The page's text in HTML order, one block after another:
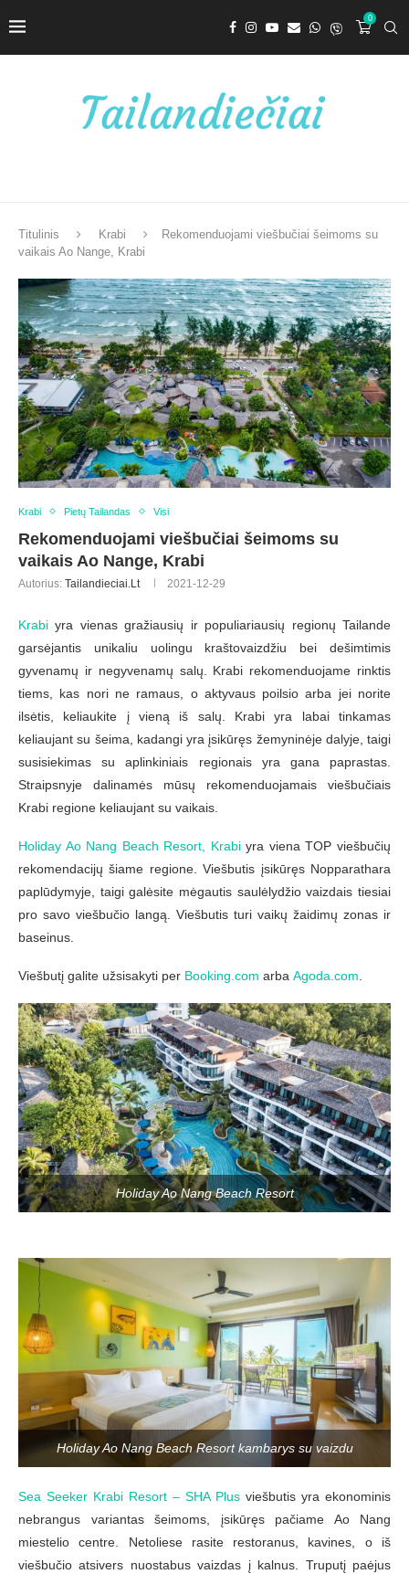
0
Titulinis Krabi
Rekomenduojami viešbučiai šeimoms su
vaikais Ao Nange, Krabi
Krabi Pietų Tailandas Visi
Rekomenduojami viešbučiai šeimoms su
vaikais Ao Nange, Krabi
Autorius: Tailandieciai.lt 2021-12-29
Krabi yra vienas gražiausių ir populiariausių regionų Tailande
garsėjantis unikaliu uolingu kraštovaizdžiu bei dešimtimis
gyvenamų ir negyvenamų salų. Krabi rekomenduojame rinktis
tiems, kas nori ne ramaus, o aktyvaus poilsio arba jei norite
ilsėtis, keliaukite į vieną iš salų. Krabi yra labai tinkamas
keliaujant su šeima, kadangi yra įsikūręs žemyninėje dalyje, taigi
susisiekimas su aplinkiniais regionais yra gana paprastas.
Straipsnyje dalinamės mūsų rekomenduojamais viešbučiais
Krabi regione keliaujant su vaikais.
Holiday Ao Nang Beach Resort, Krabiyra viena TOP viešbučių
rekomendacijų šiame regione. Viešbutis įsikūręs Nopparathara
paplūdymyje, taigi galėsite mėgautis saulėlydžio vaizdais tiesiai
pro savo viešbučio langą. Viešbutis turi vaikų žaidimų zonas ir
baseinus.
Viešbutį galite užsisakyti per Booking.com arba Agoda.com
Holiday Ao Nang Beach Resort
Holiday Ao Nang Beach Resort kambarys su vaizdu
Sea Seeker Krabi Resort – SHA Plus viešbutis yra ekonominis
nebrangus variantas šeimoms, įsikūręs pačiame Ao Nang
miestelio centre. Netoliese rasite restoranus, kavines, o iš
viešbučio atsivers nuostabus vaizdas į kalnus. Truputį paėjus